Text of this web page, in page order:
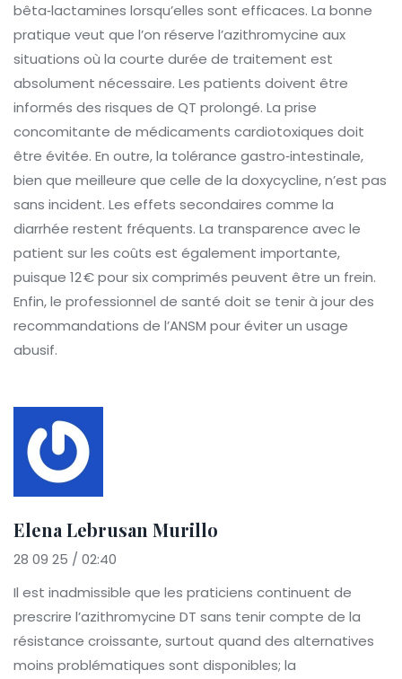
bêta‑lactamines lorsqu’elles sont efficaces. La bonne
pratique veut que l’on réserve l’azithromycine aux
situations où la courte durée de traitement est
absolument nécessaire. Les patients doivent être
informés des risques de QT prolongé. La prise
concomitante de médicaments cardiotoxiques doit
être évitée. En outre, la tolérance gastro‑intestinale,
bien que meilleure que celle de la doxycycline, n’est pas
sans incident. Les effets secondaires comme la
diarrhée restent fréquents. La transparence avec le
patient sur les coûts est également importante,
puisque 12 € pour six comprimés peuvent être un frein.
Enfin, le professionnel de santé doit se tenir à jour des
recommandations de l’ANSM pour éviter un usage
abusif.
Elena Lebrusan Murillo
28 09 25 / 02:40
Il est inadmissible que les praticiens continuent de
prescrire l’azithromycine DT sans tenir compte de la
résistance croissante, surtout quand des alternatives
moins problématiques sont disponibles; la